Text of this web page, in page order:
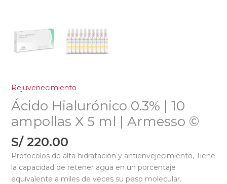
Rejuvenecimiento
Ácido Hialurónico 0.3% | 10
ampollas X 5 ml | Armesso ©
S/220.00
Protocolos de alta hidratación y antienvejecimiento, Tiene
la capacidad de retener agua en un porcentaje
equivalente a miles de veces su peso molecular.